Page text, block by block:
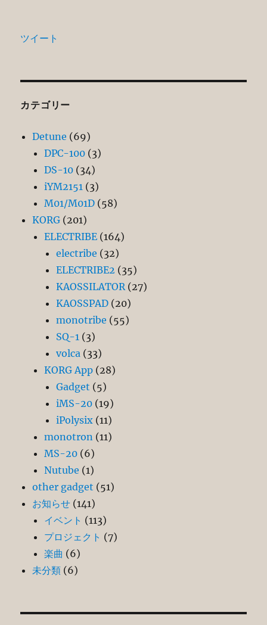
ツイート
カテゴリー
Detune (69)
DPC-100 (3)
DS-10 (34)
iYM2151 (3)
M01/M01D (58)
KORG (201)
ELECTRIBE (164)
electribe (32)
ELECTRIBE2 (35)
KAOSSILATOR(27)
KAOSSPAD (20)
monotribe (55)
SQ-1 (3)
volca (33)
KORG App (28)
Gadget (5)
iMS-20 (19)
iPolysix (11)
monotron (11)
MS-20 (6)
Nutube (1)
other gadget (51)
お知らせ (141)
イベント (113)
プロジェクト (7)
楽曲 (6)
未分類 (6)